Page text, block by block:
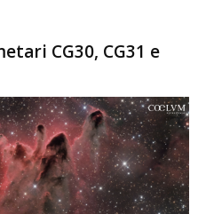
CG30, CG31 e